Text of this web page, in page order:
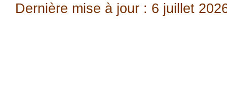
Dernière mise à jour : 6 juillet